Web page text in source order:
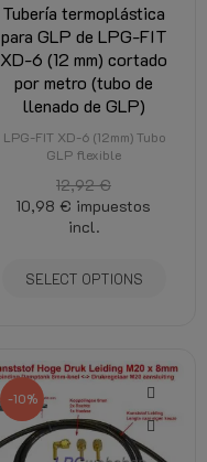
Tubería termoplástica
para GLP de LPG-FIT
XD-6 (12 mm) cortado
por metro (tubo de
llenado de GLP)
LPG-FIT XD-6 (12mm) Tubo
GLP flexible
12,92 €
10,98 € impuestos
incl.
SELECT OPTIONS
-10%